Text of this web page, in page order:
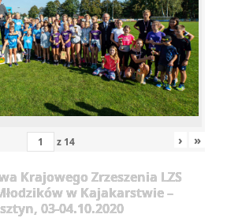
z 14 › »
Krajowego Zrzeszenia LZS
w Kajakarstwie –
03-04.10.2020